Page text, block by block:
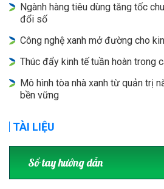
Ngành hàng tiêu dùng tăng tốc
đổi số
Công nghệ xanh mở đường cho
Thúc đẩy kinh tế tuần hoàn trong
Mô hình tòa nhà xanh từ quản trị
bền vững
TÀI LIỆU
Sổ tay hướng dẫn